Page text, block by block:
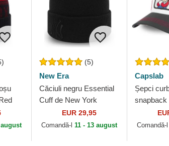
august
(5)
New Era
Căciuli negru Essential
Cuff de New York
Yankees MLB de New
Era
EUR 29,95
Comandă-l 11 - 13 august
Capslab
Șepci
Bros.
Mario
Comandă-l